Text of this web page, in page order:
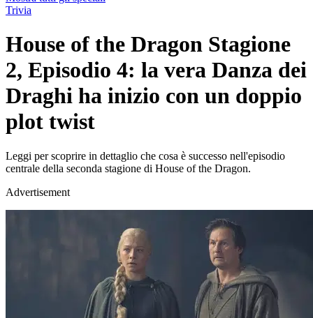
Trivia
House of the Dragon Stagione
2, Episodio 4: la vera Danza dei
Draghi ha inizio con un doppio
plot twist
Leggi per scoprire in dettaglio che cosa è successo nell'episodio
centrale della seconda stagione di House of the Dragon.
Advertisement